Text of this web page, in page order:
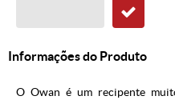
Informações do Produto
O Owan é um recipente